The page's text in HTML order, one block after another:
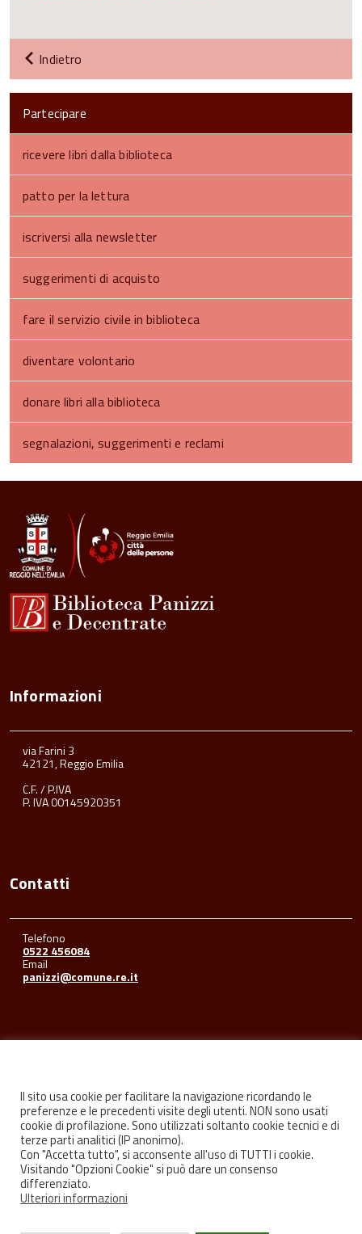
Indietro
Partecipare
ricevere libri dalla biblioteca
patto per la lettura
iscriversi alla newsletter
suggerimenti di acquisto
fare il servizio civile in biblioteca
diventare volontario
donare libri alla biblioteca
segnalazioni, suggerimenti e reclami
all'inizio
contenuto
Informazioni
via Farini 3
42121, Reggio Emilia
C.F. / P.IVA
P. IVA 00145920351
Contatti
Telefono
0522 456084
Email
panizzi@comune.re.it
FacebookYoutubeInstagram
Il sito usa cookie per facilitare la navigazione ricordando le
preferenze e le precedenti visite degli utenti. NON sono usati
cookie di profilazione. Sono utilizzati soltanto cookie tecnici e di
terze parti analitici (IP anonimo).
Con "Accetta tutto", si acconsente all'uso di TUTTI i cookie.
Visitando "Opzioni Cookie" si può dare un consenso
differenziato.
Ulteriori informazioni